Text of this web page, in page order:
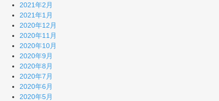
2021年2月
2021年1月
2020年12月
2020年11月
2020年10月
2020年9月
2020年8月
2020年7月
2020年6月
2020年5月